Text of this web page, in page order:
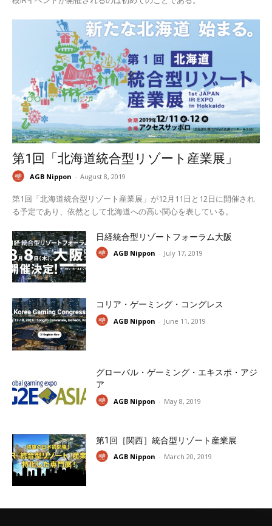
第1回「北海道統合型リゾート産業展」
AGB Nippon - August 8, 2019
第1回「北海道統合型リゾート産業展」が12月11日と12日に開催され
る予定であり、依然として北海道への高い関心を表している。
日経統合型リゾートフォーラム大阪
AGB Nippon - July 17, 2019
コリア・ゲーミング・コングレス
AGB Nippon - June 11, 2019
グローバル・ゲーミング・エキスポ・アジ
ア
AGB Nippon - May 8, 2019
第1回［関西］統合型リゾート産業展
AGB Nippon - March 20, 2019